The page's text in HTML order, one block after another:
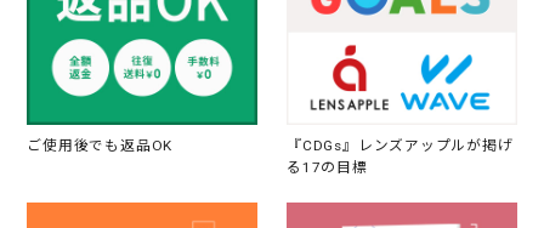
ご使用後でも返品OK
『CDGs』レンズアップルが掲げ
る17の目標